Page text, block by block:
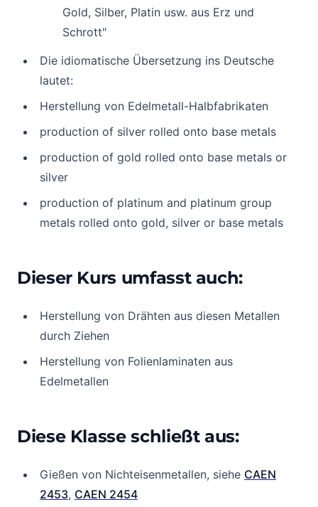
Gold, Silber, Platin usw. aus Erz und
Schrott"
Die idiomatische Übersetzung ins Deutsche
lautet:
Herstellung von Edelmetall-Halbfabrikaten
production of silver rolled onto base metals
production of gold rolled onto base metals or
silver
production of platinum and platinum group
metals rolled onto gold, silver or base metals
Dieser Kurs umfasst auch:
Herstellung von Drähten aus diesen Metallen
durch Ziehen
Herstellung von Folienlaminaten aus
Edelmetallen
Diese Klasse schließt aus:
Gießen von Nichteisenmetallen, siehe CAEN
2453, CAEN 2454